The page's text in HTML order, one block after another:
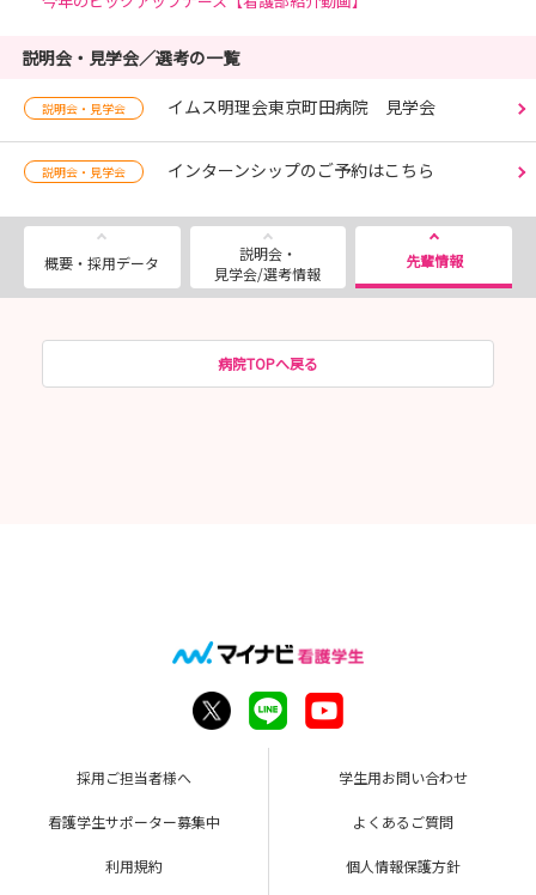
説明会・見学会／選考の一覧
説明会・見学会 イムス明理会東京町田病院 見学会
説明会・見学会 インターンシップのご予約はこちら
概要・採用データ
説明会・
見学会/選考情報
先輩情報
病院TOPへ戻る
採用ご担当者様へ 学生用お問い合わせ
看護学生サポーター募集中 よくあるご質問
利用規約 個人情報保護方針